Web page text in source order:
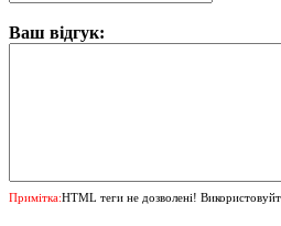
Ваш відгук:
Примітка:HTML теги не дозволені!